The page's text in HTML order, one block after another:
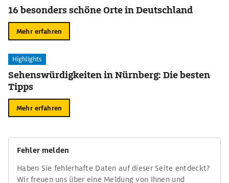
16 besonders schöne Orte in Deutschland
Mehr erfahren
Highlights
Sehenswürdigkeiten in Nürnberg: Die besten
Tipps
Mehr erfahren
Fehler melden
Haben Sie fehlerhafte Daten auf dieser Seite entdeckt?
Wir freuen uns über eine Meldung von Ihnen und